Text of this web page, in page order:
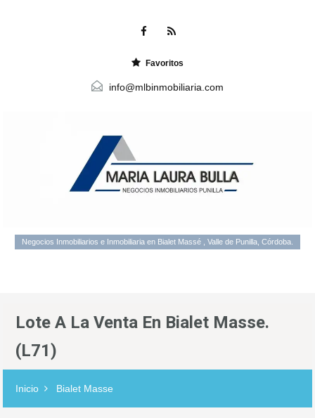
Favoritos
info@mlbinmobiliaria.com
Negocios Inmobiliarios e Inmobiliaria en Bialet Massé , Valle de Punilla, Córdoba.
Lote A La Venta En Bialet Masse.
(L71)
Inicio Bialet Masse